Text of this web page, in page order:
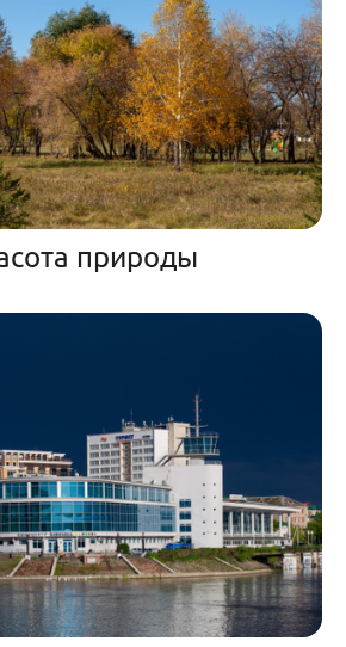
природы